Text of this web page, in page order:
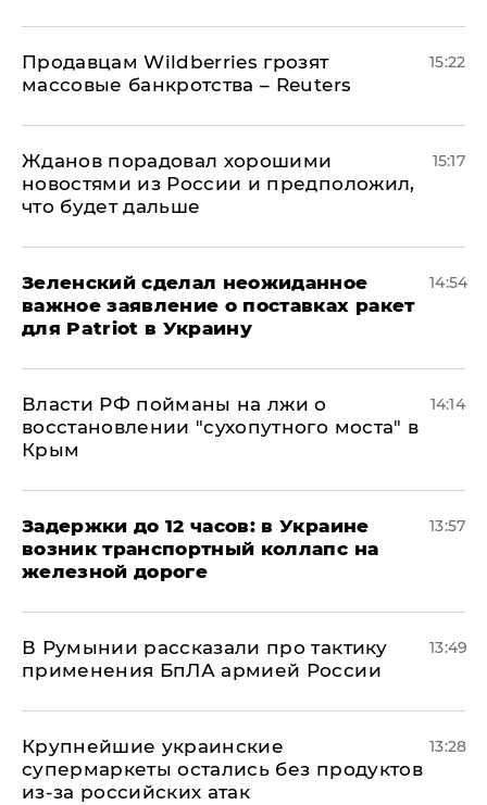
Продавцам Wildberries грозят
массовые банкротства – Reuters
15:22
Жданов порадовал хорошими
новостями из России и предположил,
что будет дальше
15:17
Зеленский сделал неожиданное
важное заявление о поставках ракет
для Patriot в Украину
14:54
Власти РФ пойманы на лжи о
восстановлении "сухопутного моста" в
Крым
14:14
Задержки до 12 часов: в Украине
возник транспортный коллапс на
железной дороге
13:57
В Румынии рассказали про тактику
применения БпЛА армией России
13:49
Крупнейшие украинские
супермаркеты остались без продуктов
из-за российских атак
13:28